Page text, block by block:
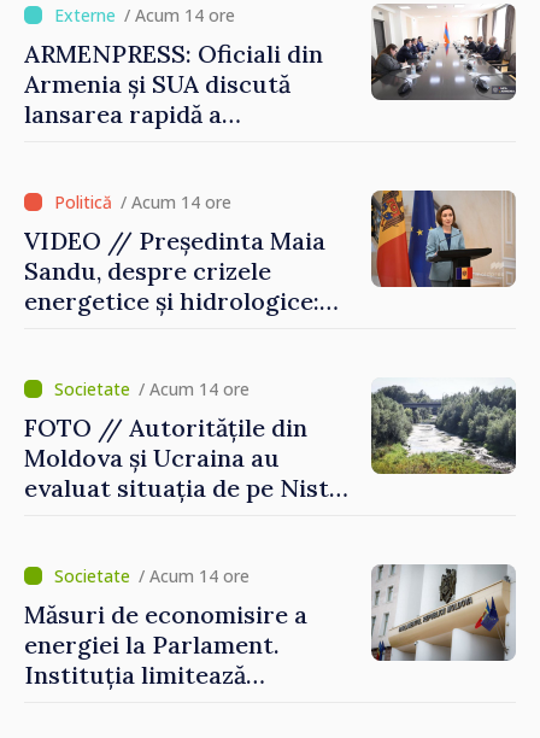
turc la Comrat
/ Acum 14 ore
ARMENPRESS: Oficiali din
Armenia și SUA discută
lansarea rapidă a
/ Acum 14 ore
VIDEO // Președinta Maia
Sandu, despre crizele
energetice și hidrologice:
consecințele”/ Acum 14 ore
FOTO // Autoritățile din
Moldova și Ucraina au
evaluat situația de pe Nistru
/ Acum 14 ore
Măsuri de economisire a
energiei la Parlament.
Instituția limitează